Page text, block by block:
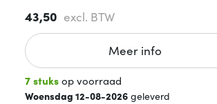
43,50 excl. BTW
Meer info
7 stuksop voorraad
Woensdag 12-08-2026 geleverd